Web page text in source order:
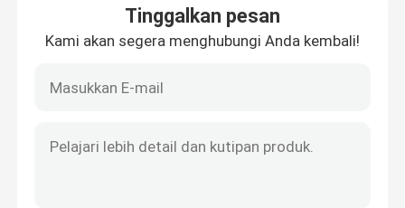
Suku Cadang Listrik Ekskavator
Tinggalkan pesan
Kami akan segera menghubungi Anda kembali!